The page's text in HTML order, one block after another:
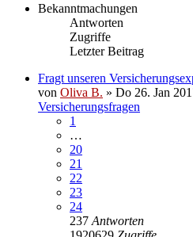
Bekanntmachungen
Antworten
Zugriffe
Letzter Beitrag
Fragt unseren
von Oliva B. » Do 26. Jan
Versicherungsfragen
1
…
20
21
22
23
24
237 Antworten